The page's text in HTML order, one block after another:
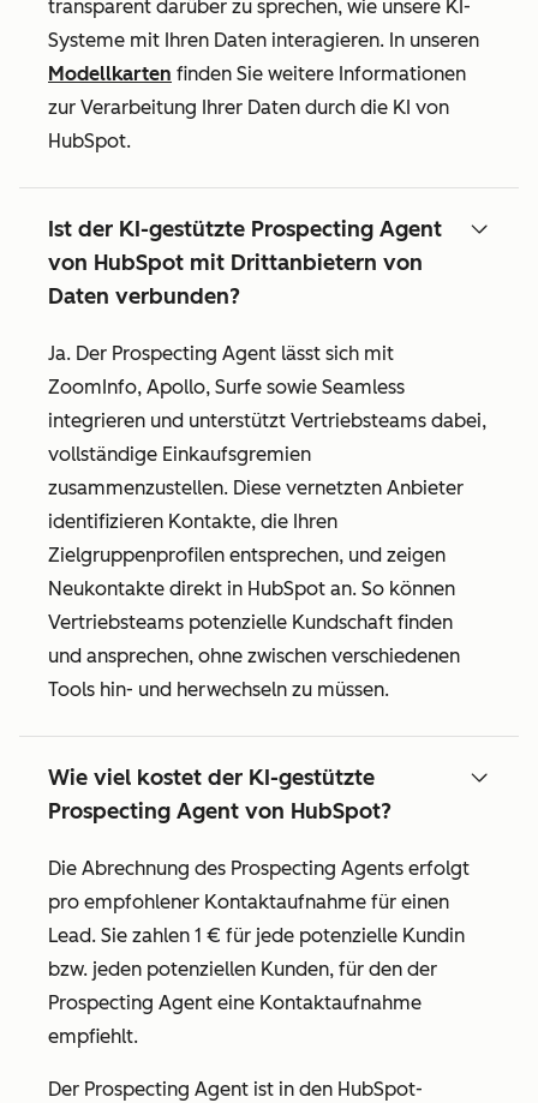
transparent darüber zu sprechen, wie unsere KI-
Systeme mit Ihren Daten interagieren. In unseren
Modellkarten finden Sie weitere Informationen
zur Verarbeitung Ihrer Daten durch die KI von
HubSpot.
Ist der KI-gestützte Prospecting Agent
von HubSpot mit Drittanbietern von
Daten verbunden?
Ja. Der Prospecting Agent lässt sich mit
ZoomInfo, Apollo, Surfe sowie Seamless
integrieren und unterstützt Vertriebsteams dabei,
vollständige Einkaufsgremien
zusammenzustellen. Diese vernetzten Anbieter
identifizieren Kontakte, die Ihren
Zielgruppenprofilen entsprechen, und zeigen
Neukontakte direkt in HubSpot an. So können
Vertriebsteams potenzielle Kundschaft finden
und ansprechen, ohne zwischen verschiedenen
Tools hin- und herwechseln zu müssen.
Wie viel kostet der KI-gestützte
Prospecting Agent von HubSpot?
Die Abrechnung des Prospecting Agents erfolgt
pro empfohlener Kontaktaufnahme für einen
Lead. Sie zahlen 1 € für jede potenzielle Kundin
bzw. jeden potenziellen Kunden, für den der
Prospecting Agent eine Kontaktaufnahme
empfiehlt.
Der Prospecting Agent ist in den HubSpot-